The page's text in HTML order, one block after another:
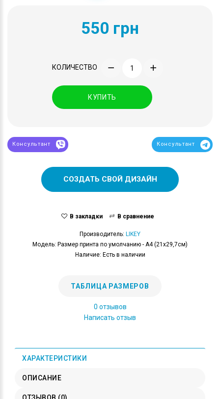
550 грн
КОЛИЧЕСТВО
КУПИТЬ
Консультант Консультант
СОЗДАТЬ СВОЙ ДИЗАЙН
В закладки В сравнение
Производитель: LIKEY
Модель: Размер принта по умолчанию - А4 (21x29,7см)
Наличие: Есть в наличии
ТАБЛИЦА РАЗМЕРОВ
0 отзывов
Написать отзыв
ХАРАКТЕРИСТИКИ
ОПИСАНИЕ
ОТЗЫВОВ (0)